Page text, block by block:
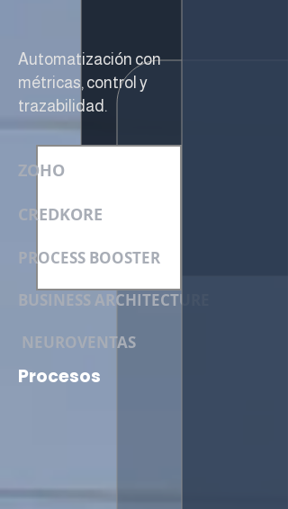
Automatización con
métricas, control y
trazabilidad.
ZOHO
CREDKORE
PROCESS BOOSTER
BUSINESS ARCHITECTURE
NEUROVENTAS
Procesos